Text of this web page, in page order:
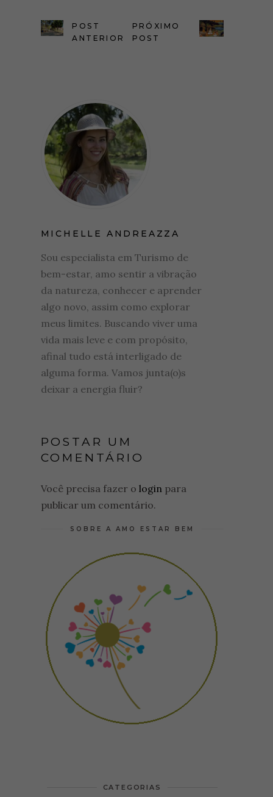
POST
ANTERIOR
PRÓXIMO
POST
MICHELLE ANDREAZZA
Sou especialista em Turismo de
bem-estar, amo sentir a vibração
da natureza, conhecer e aprender
algo novo, assim como explorar
meus limites. Buscando viver uma
vida mais leve e com propósito,
afinal tudo está interligado de
alguma forma. Vamos junta(o)s
deixar a energia fluir?
POSTAR UM
COMENTÁRIO
Você precisa fazer o loginpara
publicar um comentário.
SOBRE A AMO ESTAR BEM
CATEGORIAS